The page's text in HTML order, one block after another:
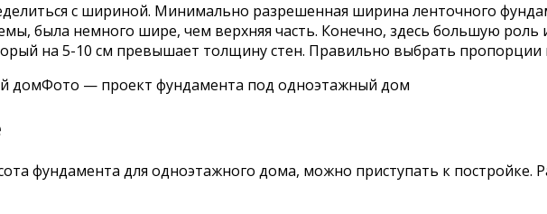
с шириной. Минимально разрешенная ширина ленточного
была немного шире, чем верхняя часть. Конечно, здесь большую
на 5-10 см превышает толщину стен. Правильно выбрать пропорции
Фото — проект фундамента под одноэтажный дом
фундамента для одноэтажного дома, можно приступать к постройке.